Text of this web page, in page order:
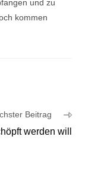
und zu
kommen
Beitrag
werden will